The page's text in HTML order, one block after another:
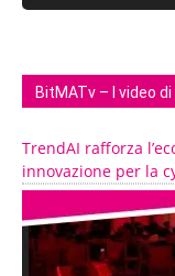
BitMATv – I video
TrendAI rafforza
innovazione per la